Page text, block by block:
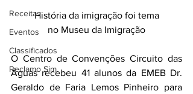
Receitas
Eventos
Classificados
Reclamo Sim
História da imigração foi tema
no Museu da Imigração
O Centro de Convenções Circuito das
Águas recebeu 41 alunos da EMEB Dr.
Geraldo de Faria Lemos Pinheiro para